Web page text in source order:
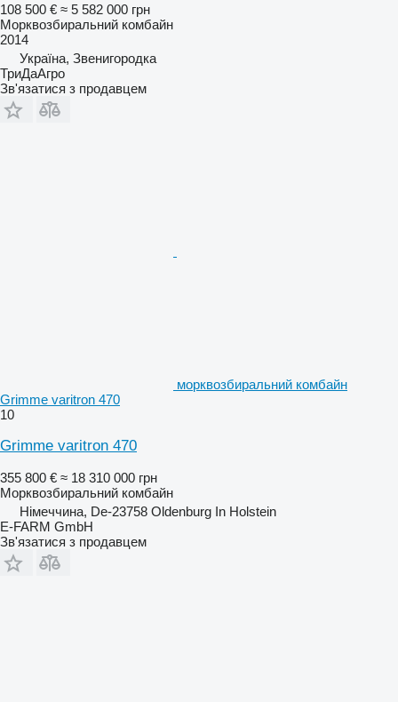
108 500 € ≈ 5 582 000 грн
Морквозбиральний комбайн
2014
Україна, Звенигородка
ТриДаАгро
Зв'язатися з продавцем
морквозбиральний комбайн
Grimme varitron 470
10
Grimme varitron 470
355 800 € ≈ 18 310 000 грн
Морквозбиральний комбайн
Німеччина, De-23758 Oldenburg In Holstein
E-FARM GmbH
Зв'язатися з продавцем